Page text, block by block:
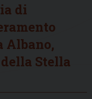
di
Albano,
Stella